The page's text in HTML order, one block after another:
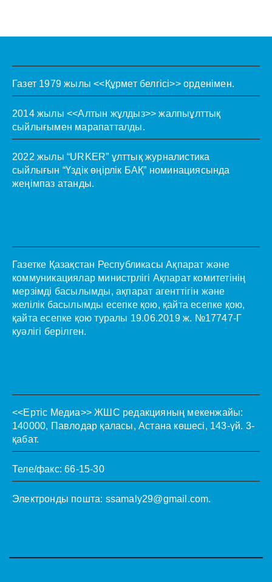
Газет 1979 жылы <<Құрмет белгісі>> орденімен.
2014 жылы <<Алтын жұлдыз>> жалпыұлттық
сыйлығымен марапатталды.
2022 жылы “URKER” ұлттық журналистика
сыйлығын “Үздік өңірлік БАҚ” номинациясында
жеңімпаз атанды.
Газетке Қазақстан Республикасы Ақпарат және
коммуникациялар министрлігі Ақпарат комитетінің
мерзімді басылымды, ақпарат агенттігін және
желілік басылымды есепке қою, қайта есепке қою,
қайта есепке қою туралы 19.06.2019 ж. №17747-Г
куәлігі берілген.
<<Ертіс Медиа>> ЖШС редакцияның мекенжайы:
140000, Павлодар қаласы, Астана көшесі, 143-үй. 3-
қабат.
Теле/факс: 66-15-30
Электронды пошта: ssamaly29@gmail.com.